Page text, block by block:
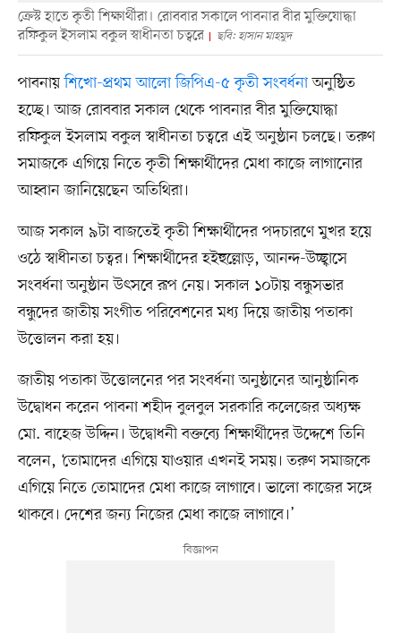
ক্রেস্ট হাতে কৃতী শিক্ষার্থীরা। রোববার সকালে পাবনার বীর মুক্তিযোদ্ধা
রফিকুল ইসলাম বকুল স্বাধীনতা চত্বরে
ছবি: হাসান মাহমুদ
পাবনায়শিখো-প্রথম আলো জিপিএ-৫ কৃতী সংবর্ধনাঅনুষ্ঠিত
হচ্ছে। আজ রোববার সকাল থেকে পাবনার বীর মুক্তিযোদ্ধা
রফিকুল ইসলাম বকুল স্বাধীনতা চত্বরে এই অনুষ্ঠান চলছে। তরুণ
সমাজকে এগিয়ে নিতে কৃতী শিক্ষার্থীদের মেধা কাজে লাগানোর
আহ্বান জানিয়েছেন অতিথিরা।
আজ সকাল ৯টা বাজতেই কৃতী শিক্ষার্থীদের পদচারণে মুখর হয়ে
ওঠে স্বাধীনতা চত্বর। শিক্ষার্থীদের হইহুল্লোড়, আনন্দ-উচ্ছ্বাসে
সংবর্ধনা অনুষ্ঠান উৎসবে রূপ নেয়। সকাল ১০টায় বন্ধুসভার
বন্ধুদের জাতীয় সংগীত পরিবেশনের মধ্য দিয়ে জাতীয় পতাকা
উত্তোলন করা হয়।
জাতীয় পতাকা উত্তোলনের পর সংবর্ধনা অনুষ্ঠানের আনুষ্ঠানিক
উদ্বোধন করেন পাবনা শহীদ বুলবুল সরকারি কলেজের অধ্যক্ষ
মো. বাহেজ উদ্দিন। উদ্বোধনী বক্তব্যে শিক্ষার্থীদের উদ্দেশে তিনি
বলেন, ‘তোমাদের এগিয়ে যাওয়ার এখনই সময়। তরুণ সমাজকে
এগিয়ে নিতে তোমাদের মেধা কাজে লাগাবে। ভালো কাজের সঙ্গে
থাকবে। দেশের জন্য নিজের মেধা কাজে লাগাবে।’